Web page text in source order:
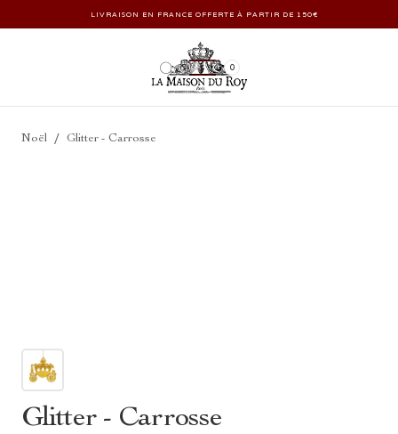
LIVRAISON EN FRANCE OFFERTE À PARTIR DE 150€
0
Noël / Glitter - Carrosse
Glitter - Carrosse